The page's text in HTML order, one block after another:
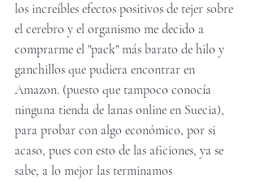
los increíbles efectos positivos de tejer sobre
el cerebro y el organismo me decido a
comprarme el "pack" más barato de hilo y
ganchillos que pudiera encontrar en
Amazon. (puesto que tampoco conocía
ninguna tienda de lanas online en Suecia),
para probar con algo económico, por si
acaso, pues con esto de las aficiones, ya se
sabe, a lo mejor las terminamos